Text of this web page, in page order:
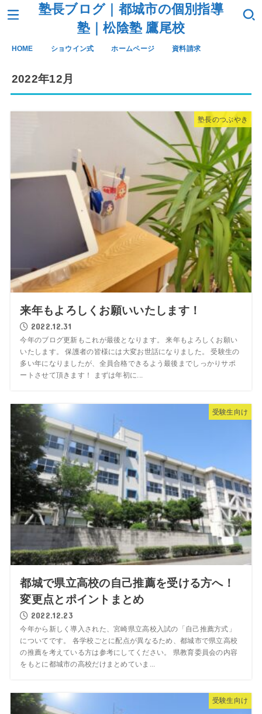
塾長ブログ｜都城市の個別指導
塾｜松陰塾 鷹尾校
HOME ショウイン式 ホームページ 資料請求
2022年12月
塾長のつぶやき
来年もよろしくお願いいたします！
2022.12.31
今年のブログ更新もこれが最後となります。 来年もよろしくお願い
いたします。 保護者の皆様には大変お世話になりました。 受験生の
多い年になりましたが、全員合格できるよう最後までしっかりサポ
ートさせて頂きます！ まずは年初に...
受験生向け
都城で県立高校の自己推薦を受ける方へ！
変更点とポイントまとめ
2022.12.23
今年から新しく導入された、宮崎県立高校入試の「自己推薦方式」
についてです。 各学校ごとに配点が異なるため、都城市で県立高校
の推薦を考えている方は参考にしてください。 県教育委員会の内容
をもとに都城市の高校だけまとめていま...
受験生向け